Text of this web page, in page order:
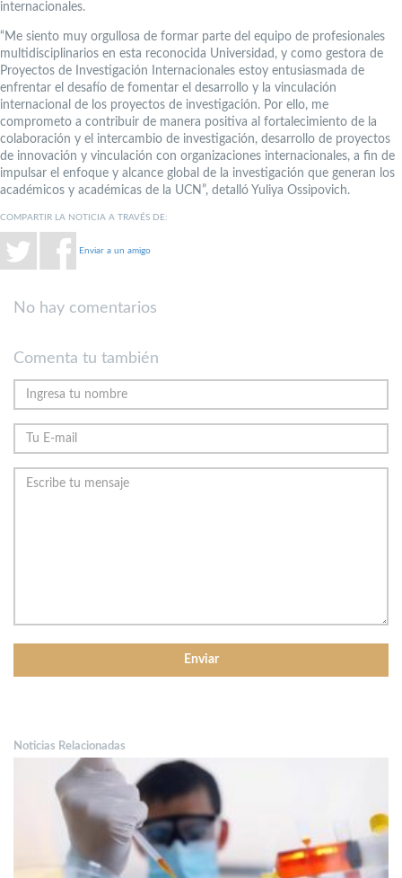
internacionales.
“Me siento muy orgullosa de formar parte del equipo de profesionales
multidisciplinarios en esta reconocida Universidad, y como gestora de
Proyectos de Investigación Internacionales estoy entusiasmada de
enfrentar el desafío de fomentar el desarrollo y la vinculación
internacional de los proyectos de investigación. Por ello, me
comprometo a contribuir de manera positiva al fortalecimiento de la
colaboración y el intercambio de investigación, desarrollo de proyectos
de innovación y vinculación con organizaciones internacionales, a fin de
impulsar el enfoque y alcance global de la investigación que generan los
académicos y académicas de la UCN”, detalló Yuliya Ossipovich.
COMPARTIR LA NOTICIA A TRAVÉS DE:
Enviar a un amigo
No hay comentarios
Comenta tu también
Noticias Relacionadas